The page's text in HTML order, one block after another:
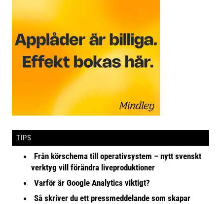
TIPS
Från körschema till operativsystem – nytt svenskt
verktyg vill förändra liveproduktioner
Varför är Google Analytics viktigt?
Så skriver du ett pressmeddelande som skapar